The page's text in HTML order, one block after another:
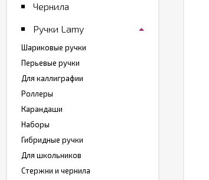
Чернила
Ручки Lamy
Шариковые ручки
Перьевые ручки
Для каллиграфии
Роллеры
Карандаши
Наборы
Гибридные ручки
Для школьников
Стержни и чернила